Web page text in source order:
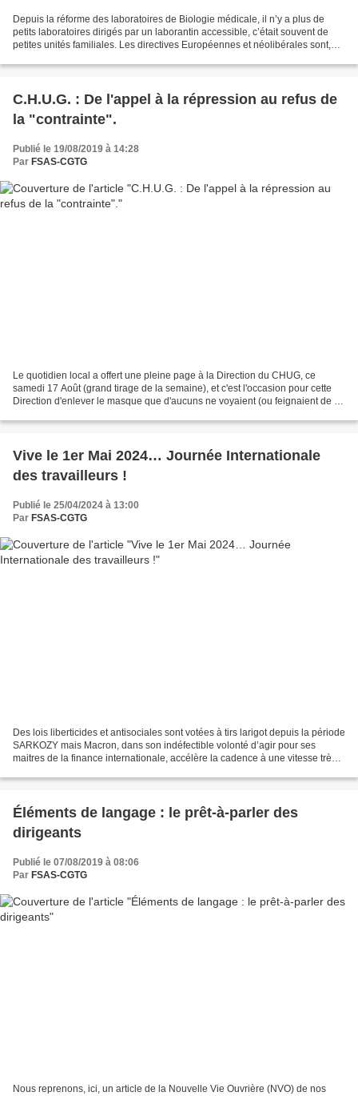
Depuis la réforme des laboratoires de Biologie médicale, il n’y a plus de
petits laboratoires dirigés par un laborantin accessible, c’était souvent de
petites unités familiales. Les directives Européennes et néolibérales sont,
C.H.U.G. : De l'appel à la répression au refus de
la "contrainte".
Publié le 19/08/2019 à 14:28
Par FSAS-CGTG
Le quotidien local a offert une pleine page à la Direction du CHUG, ce
samedi 17 Août (grand tirage de la semaine), et c'est l'occasion pour cette
Direction d'enlever le masque que d'aucuns ne voyaient (ou feignaient de ne
Vive le 1er Mai 2024… Journée Internationale
des travailleurs !
Publié le 25/04/2024 à 13:00
Par FSAS-CGTG
Des lois liberticides et antisociales sont votées à tirs larigot depuis la période
SARKOZY mais Macron, dans son indéfectible volonté d’agir pour ses
maitres de la finance internationale, accélère la cadence à une vitesse très
Éléments de langage : le prêt-à-parler des
dirigeants
Publié le 07/08/2019 à 08:06
Par FSAS-CGTG
Nous reprenons, ici, un article de la Nouvelle Vie Ouvrière (NVO) de nos